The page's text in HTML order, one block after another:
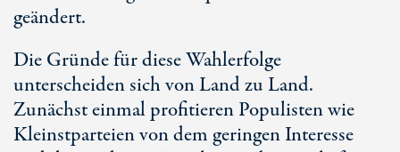
geändert.
Die Gründe für diese Wahlerfolge
unterscheiden sich von Land zu Land.
Zunächst einmal profitieren Populisten wie
Kleinstparteien von dem geringen Interesse